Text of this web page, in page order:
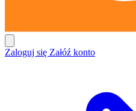
Zaloguj się Załóź konto